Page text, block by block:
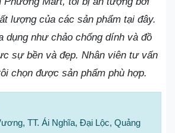
lượng của các sản phẩm tại đây.
dụng như chảo chống dính và đồ
sự bền và đẹp. Nhân viên tư vấn
chọn được sản phẩm phù hợp.
TT. Ái Nghĩa, Đại Lộc, Quảng